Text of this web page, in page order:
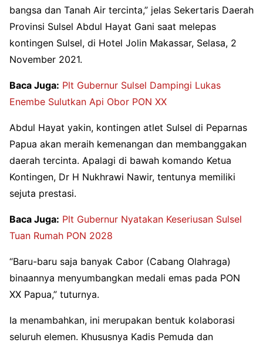
bangsa dan Tanah Air tercinta,” jelas Sekertaris Daerah
Provinsi Sulsel Abdul Hayat Gani saat melepas
kontingen Sulsel, di Hotel Jolin Makassar, Selasa, 2
November 2021.
Baca Juga: Plt Gubernur Sulsel Dampingi Lukas
Enembe Sulutkan Api Obor PON XX
Abdul Hayat yakin, kontingen atlet Sulsel di Peparnas
Papua akan meraih kemenangan dan membanggakan
daerah tercinta. Apalagi di bawah komando Ketua
Kontingen, Dr H Nukhrawi Nawir, tentunya memiliki
sejuta prestasi.
Baca Juga: Plt Gubernur Nyatakan Keseriusan Sulsel
Tuan Rumah PON 2028
“Baru-baru saja banyak Cabor (Cabang Olahraga)
binaannya menyumbangkan medali emas pada PON
XX Papua,” tuturnya.
Ia menambahkan, ini merupakan bentuk kolaborasi
seluruh elemen. Khususnya Kadis Pemuda dan